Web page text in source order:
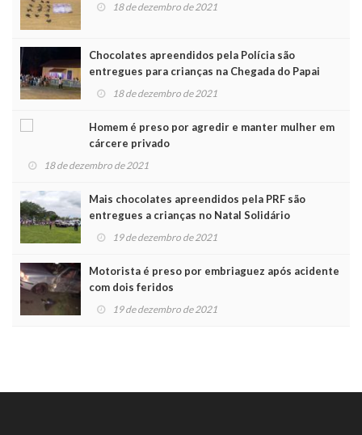
18 de dezembro de 2021
Chocolates apreendidos pela Polícia são
entregues para crianças na Chegada do Papai
Noel
18 de dezembro de 2021
Homem é preso por agredir e manter mulher em
cárcere privado
18 de dezembro de 2021
Mais chocolates apreendidos pela PRF são
entregues a crianças no Natal Solidário
19 de dezembro de 2021
Motorista é preso por embriaguez após acidente
com dois feridos
19 de dezembro de 2021